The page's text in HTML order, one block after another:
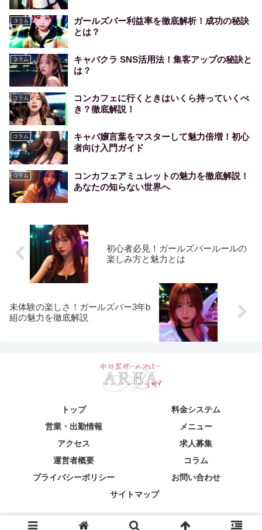
コラム
ガールズバー利益率を徹底解析！成功の秘訣
とは？
コラム
キャバクラ SNS活用法！集客アップの秘訣と
は？
コラム
コンカフェに行くときはいくら持っていくべ
き？徹底解説！
コラム
キャバ嬢言葉をマスターして魅力倍増！初心
者向け入門ガイド
コラム
コンカフェアミュレットの魅力を徹底解説！
あなたの知らない世界へ
初心者必見！ガールズバールールの
楽しみ方と魅力とは
未体験の楽しさ！ガールズバー3年b
組の魅力を徹底解説
トップ
料金システム
営業・出勤情報
メニュー
アクセス
求人募集
運営者概要
コラム
プライバシーポリシー
お問い合わせ
サイトマップ
© 2024 中目黒ガールズバー＆カラオケバーAREA(エリア)中目黒